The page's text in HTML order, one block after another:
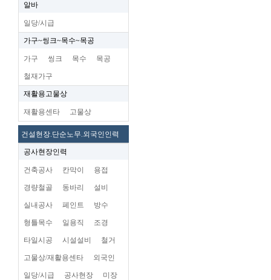
알바
일당/시급
가구~씽크~목수~목공
가구 씽크 목수 목공
철재가구
재활용고물상
재활용센타 고물상
건설현장.단순노무.외국인인력
공사현장인력
건축공사 칸막이 용접
경량철골 동바리 설비
실내공사 페인트 방수
형틀목수 일용직 조경
타일시공 시설설비 철거
고물상/재활용센타 외국인
일당/시급 공사현장 미장